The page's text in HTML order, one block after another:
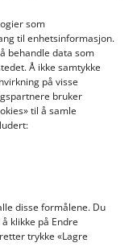
som
til enhetsinformasjon.
behandle data som
Å ikke samtykke
på visse
bruker
til å samle
disse formålene. Du
klikke på Endre
trykke «Lagre